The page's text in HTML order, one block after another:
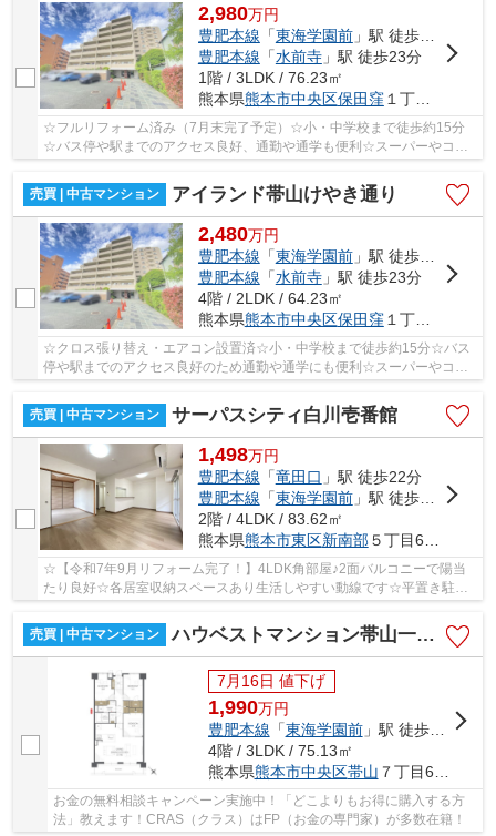
2,980万円
豊肥本線 「東海学園前」駅 徒歩13分
豊肥本線 「水前寺」駅 徒歩23分
1階 / 3LDK / 76.23㎡
熊本県熊本市中央区保田窪１丁目10-10
☆フルリフォーム済み（7月末完了予定）☆小・中学校まで徒歩約15分
☆バス停や駅までのアクセス良好、通勤や通学も便利☆スーパーやコン
ビニも近隣にあり生活利便性も良好☆帯山西小学校・...
売買 | 中古マンション
アイランド帯山けやき通り
2,480万円
豊肥本線 「東海学園前」駅 徒歩13分
豊肥本線 「水前寺」駅 徒歩23分
4階 / 2LDK / 64.23㎡
熊本県熊本市中央区保田窪１丁目10-10
☆クロス張り替え・エアコン設置済☆小・中学校まで徒歩約15分☆バス
停や駅までのアクセス良好のため通勤や通学にも便利☆スーパーやコン
ビニも近隣にあり生活利便性も良好☆帯山西小学校・...
売買 | 中古マンション
サーパスシティ白川壱番館
1,498万円
豊肥本線 「竜田口 」駅 徒歩22分
豊肥本線 「東海学園前」駅 徒歩17分
2階 / 4LDK / 83.62㎡
熊本県熊本市東区新南部５丁目6番100
☆【令和7年9月リフォーム完了！】4LDK角部屋♪2面バルコニーで陽当
たり良好☆各居室収納スペースあり生活しやすい動線です☆平置き駐車
場1台確保済・駐輪場・バイク置き場無料☆西原小学校...
売買 | 中古マンション
ハウベストマンション帯山一番館
7月16日 値下げ
1,990万円
豊肥本線 「東海学園前」駅 徒歩20分
4階 / 3LDK / 75.13㎡
熊本県熊本市中央区帯山 ７丁目6-10
お金の無料相談キャンペーン実施中！「どこよりもお得に購入する方
法」教えます！CRAS（クラス）はFP（お金の専門家）が多数在籍！